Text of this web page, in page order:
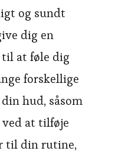
og sundt
dig en
at føle dig
forskellige
hud, såsom
ved at tilføje
til din rutine,